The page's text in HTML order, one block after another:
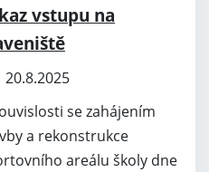
vstupu na
20.8.2025
se zahájením
a rekonstrukce
areálu školy dne